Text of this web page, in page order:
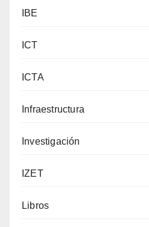
IBE
ICT
ICTA
Infraestructura
Investigación
IZET
Libros